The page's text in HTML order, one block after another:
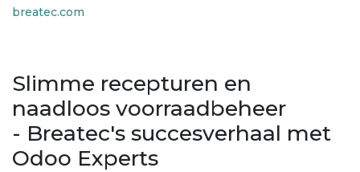
breatec.com
Slimme recepturen en
naadloos voorraadbeheer
- Breatec's succesverhaal met
Odoo Experts